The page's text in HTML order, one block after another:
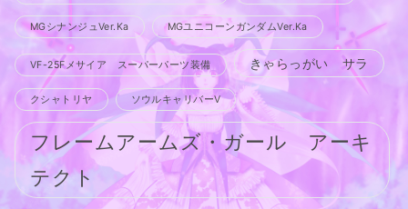
MGシナンジュVer.Ka MGユニコーンガンダムVer.Ka
VF-25Fメサイア スーパーパーツ装備 きゃらっがい サラ
クシャトリヤ ソウルキャリバーV
フレームアームズ・ガール アーキ
テクト